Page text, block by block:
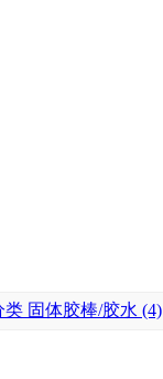
类 固体胶棒/胶水 (4)